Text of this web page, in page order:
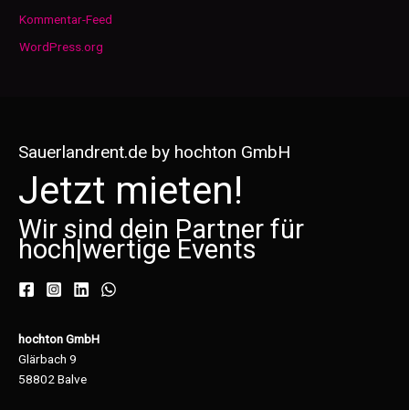
Kommentar-Feed
WordPress.org
Sauerlandrent.de by hochton GmbH
Jetzt mieten!
Wir sind dein Partner für
hoch|wertige Events
hochton GmbH
Glärbach 9
58802 Balve